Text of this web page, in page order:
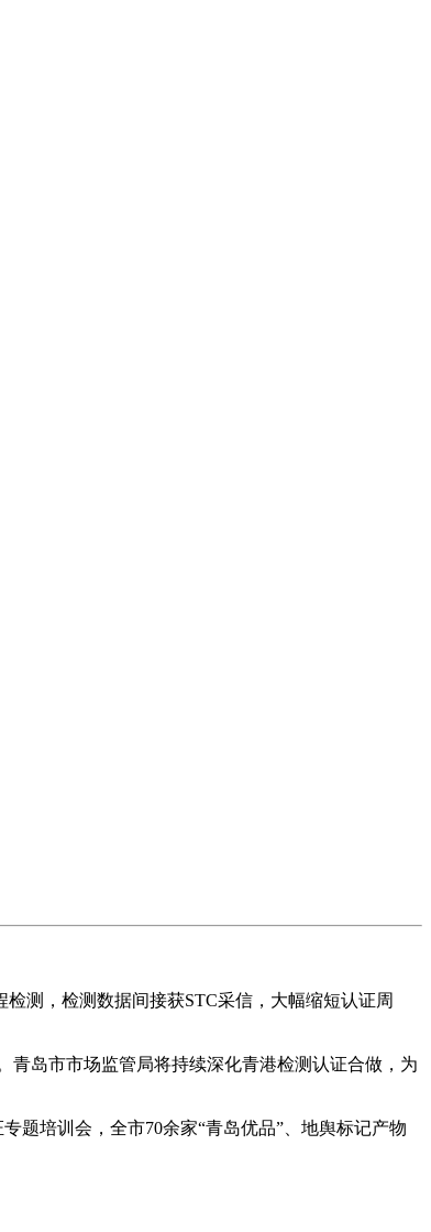
测，检测数据间接获STC采信，大幅缩短认证周
岛市市场监管局将持续深化青港检测认证合做，为
培训会，全市70余家“青岛优品”、地舆标记产物